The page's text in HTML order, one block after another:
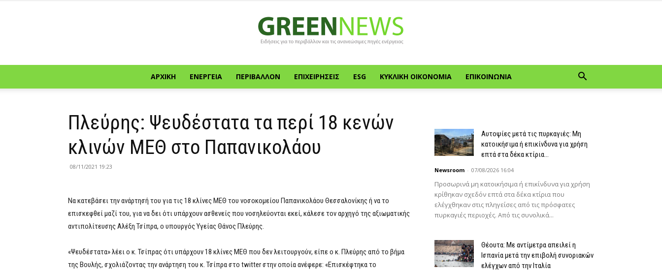
Green
ΑΡΧΙΚΉ ΕΝΈΡΓΕΙΑ ΠΕΡΙΒΆΛΛΟΝ ΕΠΙΧΕΙΡΉΣΕΙΣ ESG ΚΥΚΛΙΚΉ ΟΙΚΟΝΟΜΊΑ ΕΠΙΚΟΙΝΩΝΊΑ
Πλεύρης: Ψευδέστατα τα περί 18 κενών
κλινών ΜΕΘ στο Παπανικολάου
08/11/2021 19:23
Να κατεβάσει την ανάρτησή του για τις 18 κλίνες ΜΕΘ του νοσοκομείου Παπανικολάου Θεσσαλονίκης ή να το
επισκεφθεί μαζί του, για να δει ότι υπάρχουν ασθενείς που νοσηλεύονται εκεί, κάλεσε τον αρχηγό της αξιωματικής
αντιπολίτευσης Αλέξη Τσίπρα, ο υπουργός Υγείας Θάνος Πλεύρης.
«Ψευδέστατα» λέει ο κ. Τσίπρας ότι υπάρχουν 18 κλίνες ΜΕΘ που δεν λειτουργούν, είπε ο κ. Πλεύρης από το βήμα
της Βουλής, σχολιάζοντας την ανάρτηση του κ. Τσίπρα στο twitter στην οποία ανέφερε: «Επισκέφτηκα το
Αυτοψίες μετά τις πυρκαγιές: Μη
κατοικήσιμα ή επικίνδυνα για χρήση
επτά στα δέκα κτίρια...
Newsroom - 07/08/2026 16:04
Προσωρινά μη κατοικήσιμα ή επικίνδυνα για χρήση
κρίθηκαν σχεδόν επτά στα δέκα κτίρια που
ελέγχθηκαν στις πληγείσες από τις πρόσφατες
πυρκαγιές περιοχές. Από τις συνολικά...
Θέουτα: Με αντίμετρα απειλεί η
Ισπανία μετά την επιβολή συνοριακών
ελέγχων από την Ιταλία